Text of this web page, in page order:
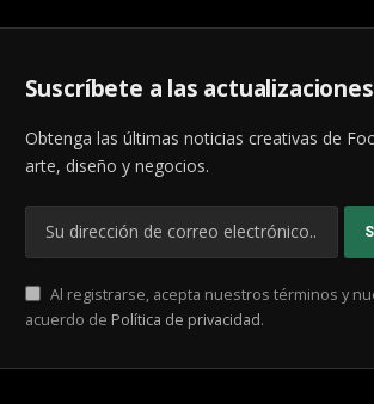
Suscríbete a las actualizaciones
Obtenga las últimas noticias creativas de
arte, diseño y negocios.
Al registrarse, acepta nuestros términos y
acuerdo de Política de privacidad.